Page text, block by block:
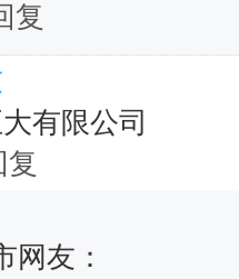
复
有限公司
复
网友：